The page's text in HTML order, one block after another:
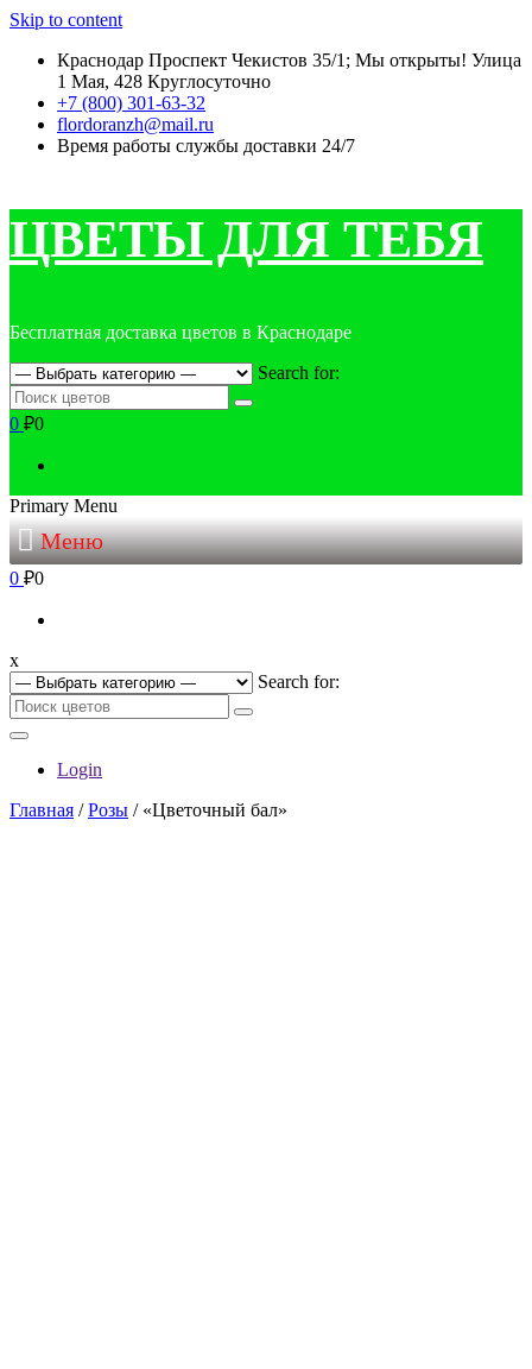
Skip to content
Краснодар Проспект Чекистов 35/1; Мы открыты! Улица
1 Мая, 428 Круглосуточно
+7 (800) 301-63-32
flordoranzh@mail.ru
Время работы службы доставки 24/7
ЦВЕТЫ ДЛЯ ТЕБЯ
Бесплатная доставка цветов в Краснодаре
Search for:
0 ₽0
Primary Menu
Меню
0 ₽0
x
Search for:
Login
Главная /Розы / «Цветочный бал»